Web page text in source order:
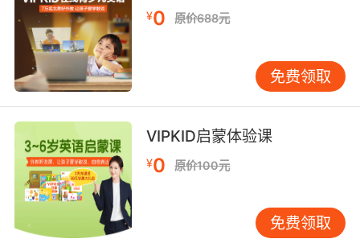
¥0 原价688元
免费领取
VIPKID启蒙体验课
¥0 原价100元
免费领取